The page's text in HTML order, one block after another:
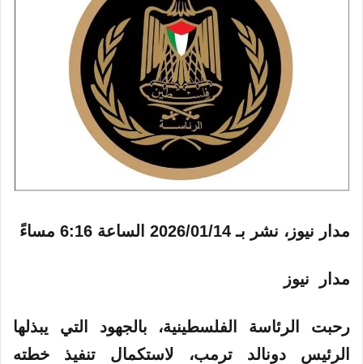
مدار نيوز، نشر بـ 2026/01/14 الساعة 6:16 مساءً
مدار نيوز
رحبت الرئاسة الفلسطينية، بالجهود التي يبذلها
الرئيس دونالد ترمب، لاستكمال تنفيذ خطته